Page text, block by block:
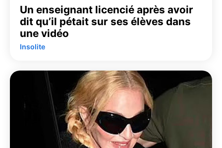
Un enseignant licencié après avoir
dit qu’il pétait sur ses élèves dans
une vidéo
Insolite